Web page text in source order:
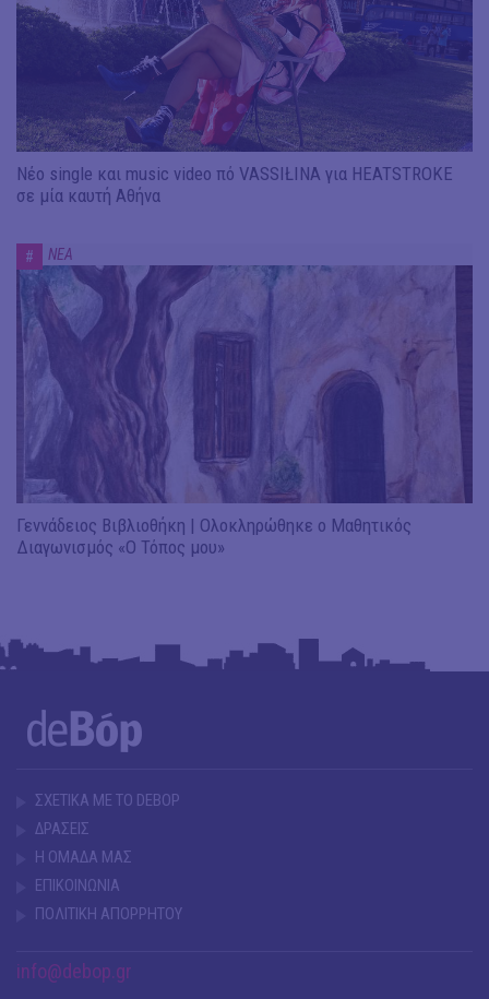
Νέο single και music video πό VASSIŁINA για HEATSTROKE
σε μία καυτή Αθήνα
# ΝΕΑ
Γεννάδειος Βιβλιοθήκη | Ολοκληρώθηκε ο Μαθητικός
Διαγωνισμός «Ο Τόπος μου»
ΣΧΕΤΙΚΑ ΜΕ ΤΟ DEBOP
ΔΡΑΣΕΙΣ
Η ΟΜΑΔΑ ΜΑΣ
ΕΠΙΚΟΙΝΩΝΙΑ
ΠΟΛΙΤΙΚΗ ΑΠΟΡΡΗΤΟΥ
info@debop.gr